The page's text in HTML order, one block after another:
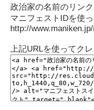
政治家の名前のリン
マニフェストIDを使
http://
上記URLを使ってク